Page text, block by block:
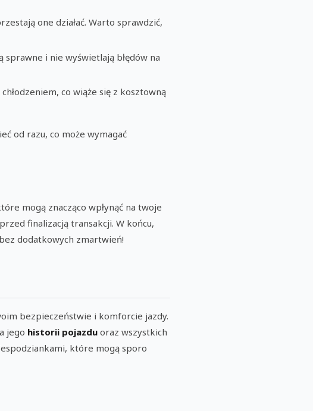
one działać. Warto sprawdzić,
i nie wyświetlają błędów na
co wiąże się z kosztowną
od razu, co może wymagać
mogą znacząco wpłynąć na twoje
finalizacją transakcji. W końcu,
dodatkowych zmartwień!
bezpieczeństwie i komforcie jazdy.
jego historii pojazdu oraz wszystkich
które mogą sporo